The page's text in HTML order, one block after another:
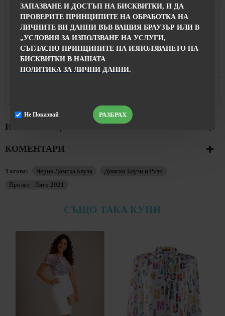
ЗАПАЗВАНЕ И ДОСТЪП НА БИСКВИТКИ, И ДА
ПРОВЕРИТЕ ПРИНЦИПИТЕ НА ОБРАБОТКА НА
ЛИЧНИТЕ ВИ ДАННИ ВЪВ ВАШИЯ БРАУЗЪР ИЛИ В
„УСЛОВИЯ ЗА ИЗПОЛЗВАНЕ НА УСЛУГИ,
СЪГЛАСНО ПРИНЦИПИТЕ НА ИЗПОЛЗВАНЕТО НА
БИСКВИТКИ В НАШАТА
ПОЛИТИКА ЗА ЛИЧНИ ДАННИ.
РАЗБРАХ
Не Показвай
Колекция и Стил
Колекция Пролет - Лято 2021
Стил
Подходяща за ежедневието, както и за други
поводи.
Продуктът се Предлага в
ИНФОРМАЦИЯ ЗА ПОРЪЧКИТЕ
КОМЕНТАРИ
Тагове: Черна Дамска Блуза
Дамски Блузи и Ризи
Пролет - Лято 2021
СЪЩО ТАКА КУПИ